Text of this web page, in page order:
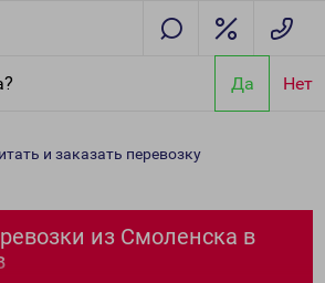
Да Нет
и заказать перевозку
из Смоленска в